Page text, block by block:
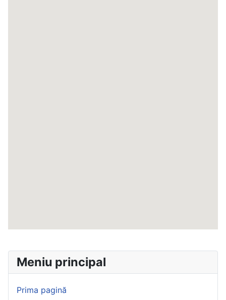
Meniu principal
Prima pagină